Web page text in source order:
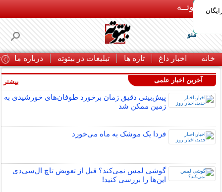
بـیتوتــه
منو
خانه اخبار داغ تازه ها تبلیغات در بیتوته درباره ما
آخرین اخبار علمی
پیش‌بینی دقیق زمان برخورد طوفان‌های خورشیدی به
زمین ممکن شد
فردا یک موشک به ماه می‌خورد
گوشی لمس نمی‌کند؟ قبل از تعویض تاچ ال‌سی‌دی
این‌ها را بررسی کنید!
بیشتر